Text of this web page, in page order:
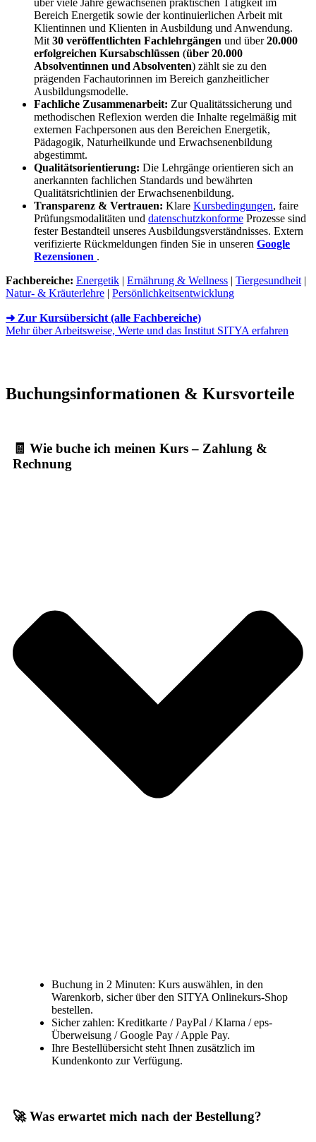
über viele Jahre gewachsenen praktischen Tätigkeit im
Bereich Energetik sowie der kontinuierlichen Arbeit mit
Klientinnen und Klienten in Ausbildung und Anwendung.
Mit30 veröffentlichten Fachlehrgängen und über20.000
erfolgreichen Kursabschlüssen (über 20.000
Absolventinnen und Absolventen) zählt sie zu den
prägenden Fachautorinnen im Bereich ganzheitlicher
Ausbildungsmodelle.
Fachliche Zusammenarbeit: Zur Qualitätssicherung und
methodischen Reflexion werden die Inhalte regelmäßig mit
externen Fachpersonen aus den Bereichen Energetik,
Pädagogik, Naturheilkunde und Erwachsenenbildung
abgestimmt.
Qualitätsorientierung: Die Lehrgänge orientieren sich an
anerkannten fachlichen Standards und bewährten
Qualitätsrichtlinien der Erwachsenenbildung.
Transparenz & Vertrauen: Klare Kursbedingungen, faire
Prüfungsmodalitäten und datenschutzkonforme Prozesse sind
fester Bestandteil unseres Ausbildungsverständnisses. Extern
verifizierte Rückmeldungen finden Sie in unseren Google
Rezensionen .
Fachbereiche: Energetik Ernährung & Wellness Tiergesundheit|
Natur- & Kräuterlehre
Persönlichkeitsentwicklung
➜ Zur Kursübersicht (alle Fachbereiche)
Mehr über Arbeitsweise, Werte und das Institut SITYA erfahren
Buchungsinformationen & Kursvorteile
🧾 Wie buche ich meinen Kurs – Zahlung &
Rechnung
Buchung in 2 Minuten: Kurs auswählen, in den
Warenkorb, sicher über den SITYA Onlinekurs-Shop
bestellen.
Sicher zahlen: Kreditkarte / PayPal / Klarna / eps-
Überweisung / Google Pay / Apple Pay.
Ihre Bestellübersicht steht Ihnen zusätzlich im
Kundenkonto zur Verfügung.
🚀 Was erwartet mich nach der Bestellung?